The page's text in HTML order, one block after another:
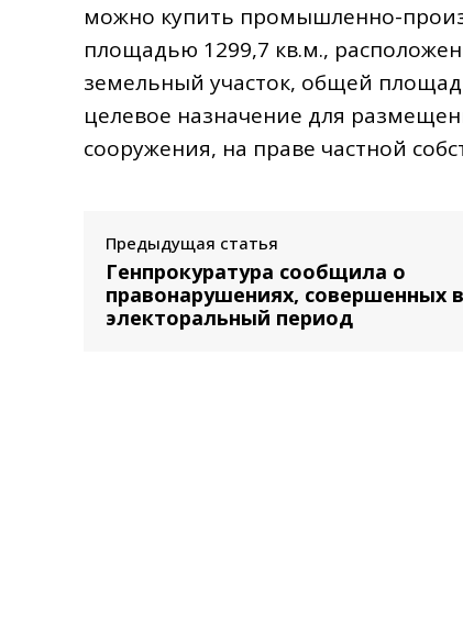
можно купить промышленно-
площадью 1299,7 кв.м.,
земельный участок, общей
целевое назначение для
сооружения, на праве частной
Предыдущая статья
Генпрокуратура сообщила о
правонарушениях, совершенных в
электоральный период